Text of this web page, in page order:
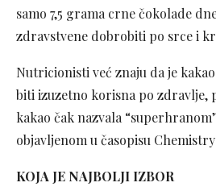
samo 7,5 grama crne čokolade
zdravstvene dobrobiti po srce i
Nutricionisti već znaju da je
biti izuzetno korisna po zdravlje,
kakao čak nazvala
objavljenom u časopisu
KOJA JE NAJBOLJI IZBOR